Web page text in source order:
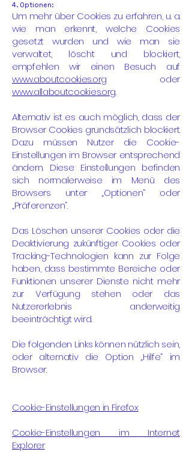
4. Optionen:
Um mehr über Cookies zu erfahren, u. a.
wie man erkennt, welche Cookies
gesetzt wurden und wie man sie
verwaltet, löscht und blockiert,
empfehlen wir einen Besuch auf
www.aboutcookies.org oder
www.allaboutcookies.org.
Alternativ ist es auch möglich, dass der
Browser Cookies grundsätzlich blockiert.
Dazu müssen Nutzer die Cookie-
Einstellungen im Browser entsprechend
ändern. Diese Einstellungen befinden
sich normalerweise im Menü des
Browsers unter „Optionen“ oder
„Präferenzen“.
Das Löschen unserer Cookies oder die
Deaktivierung zukünftiger Cookies oder
Tracking-Technologien kann zur Folge
haben, dass bestimmte Bereiche oder
Funktionen unserer Dienste nicht mehr
zur Verfügung stehen oder das
Nutzererlebnis anderweitig
beeinträchtigt wird.
Die folgenden Links können nützlich sein,
oder alternativ die Option „Hilfe“ im
Browser.
Cookie-Einstellungen in Firefox
Cookie-Einstellungen im Internet
Explorer